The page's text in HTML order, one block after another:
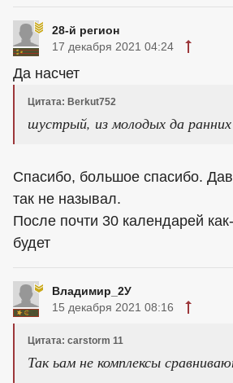
28-й регион
17 декабря 2021 04:24
Да насчет
Цитата: Berkut752
шустрый, из молодых да ранних
Спасибо, большое спасибо.
так не называл.
После почти 30 календарей
будет
Владимир_2У
15 декабря 2021 08:16
Цитата: carstorm 11
Так ьам не комплексы